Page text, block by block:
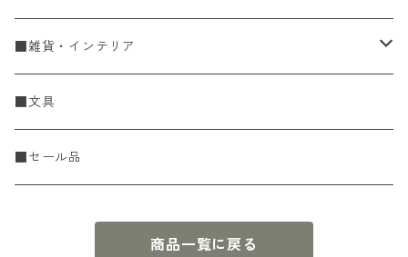
Spring & Summer
Fall & Winter
刺し子・こぎん
刺し子糸
刺し子ふきん・刺し子布
KIT
ニットツール
食器
豆皿・小皿
中皿
調理道具
かや織ふきん
■雑貨・インテリア
収納雑貨
小物・置物・民芸品
■文具
■セール品
商品一覧に戻る